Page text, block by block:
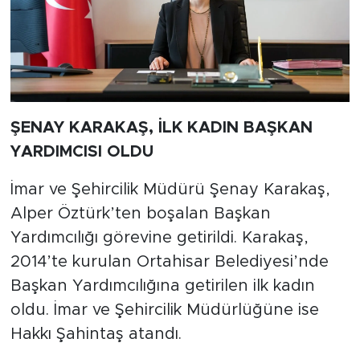
ŞENAY KARAKAŞ, İLK KADIN BAŞKAN
YARDIMCISI OLDU
İmar ve Şehircilik Müdürü Şenay Karakaş,
Alper Öztürk’ten boşalan Başkan
Yardımcılığı görevine getirildi. Karakaş,
2014’te kurulan Ortahisar Belediyesi’nde
Başkan Yardımcılığına getirilen ilk kadın
oldu. İmar ve Şehircilik Müdürlüğüne ise
Hakkı Şahintaş atandı.